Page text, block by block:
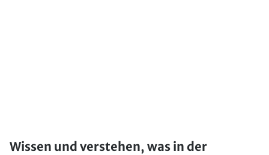
Wissen und verstehen, was in der